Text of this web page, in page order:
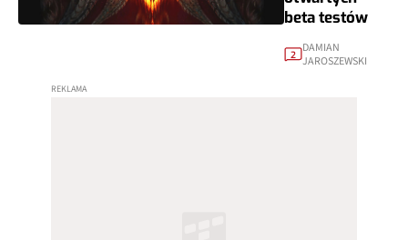
beta testów
2
DAMIAN
JAROSZEWSKI